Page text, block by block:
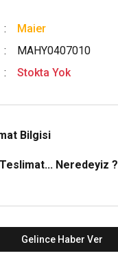
Maier
MAHY0407010
Stokta Yok
Bilgisi
Neredeyiz ?
Gelince Haber Ver